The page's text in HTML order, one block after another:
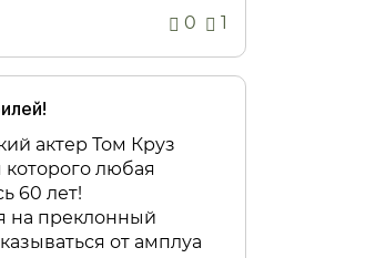
0 1
актер Том Круз
любая
60 лет!
на преклонный
от амплуа